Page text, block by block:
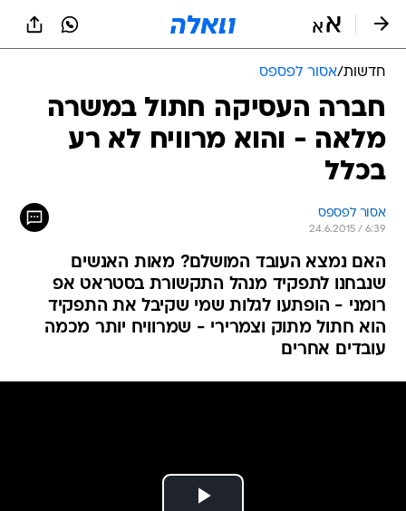
חדשות/אסור לפספס
חברה העסיקה חתול במשרה
מלאה - והוא מרוויח לא רע
בכלל
אסור לפספס
24.6.2015 / 6:39
האם נמצא העובד המושלם? מאות האנשים
שנבחנו לתפקיד מנהל התקשורת בסטראט אפ
רומני - הופתעו לגלות שמי שקיבל את התפקיד
הוא חתול מתוק וצמרירי - שמרוויח יותר מכמה
עובדים אחרים